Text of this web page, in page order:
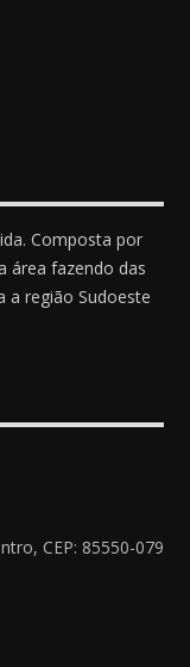
Composta por
área fazendo das
a região Sudoeste
CEP: 85550-079